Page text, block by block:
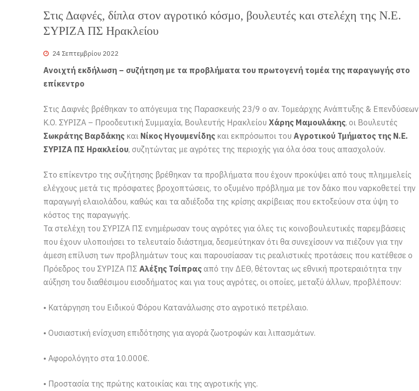
Στις Δαφνές, δίπλα στον αγροτικό κόσμο, βουλευτές και στελέχη της Ν.Ε.
ΣΥΡΙΖΑ ΠΣ Ηρακλείου
24 Σεπτεμβρίου 2022
Ανοιχτή εκδήλωση – συζήτηση με τα προβλήματα του πρωτογενή τομέα της παραγωγής στο
επίκεντρο
Στις Δαφνές βρέθηκαν το απόγευμα της Παρασκευής 23/9 ο αν. Τομεάρχης Ανάπτυξης & Επενδύσεων
Κ.Ο. ΣΥΡΙΖΑ – Προοδευτική Συμμαχία, Βουλευτής Ηρακλείου Χάρης Μαμουλάκης, οι Βουλευτές
Σωκράτης Βαρδάκης και Νίκος Ηγουμενίδης και εκπρόσωποι του Αγροτικού Τμήματος της Ν.Ε.
ΣΥΡΙΖΑ ΠΣ Ηρακλείου, συζητώντας με αγρότες της περιοχής για όλα όσα τους απασχολούν.
Στο επίκεντρο της συζήτησης βρέθηκαν τα προβλήματα που έχουν προκύψει από τους πλημμελείς
ελέγχους μετά τις πρόσφατες βροχοπτώσεις, το οξυμένο πρόβλημα με τον δάκο που ναρκοθετεί την
παραγωγή ελαιολάδου, καθώς και τα αδιέξοδα της κρίσης ακρίβειας που εκτοξεύουν στα ύψη το
κόστος της παραγωγής.
Τα στελέχη του ΣΥΡΙΖΑ ΠΣ ενημέρωσαν τους αγρότες για όλες τις κοινοβουλευτικές παρεμβάσεις
που έχουν υλοποιήσει το τελευταίο διάστημα, δεσμεύτηκαν ότι θα συνεχίσουν να πιέζουν για την
άμεση επίλυση των προβλημάτων τους και παρουσίασαν τις ρεαλιστικές προτάσεις που κατέθεσε ο
Πρόεδρος του ΣΥΡΙΖΑ ΠΣ Αλέξης Τσίπρας από την ΔΕΘ, θέτοντας ως εθνική προτεραιότητα την
αύξηση του διαθέσιμου εισοδήματος και για τους αγρότες, οι οποίες, μεταξύ άλλων, προβλέπουν:
• Κατάργηση του Ειδικού Φόρου Κατανάλωσης στο αγροτικό πετρέλαιο.
• Ουσιαστική ενίσχυση επιδότησης για αγορά ζωοτροφών και λιπασμάτων.
• Αφορολόγητο στα 10.000€.
• Προστασία της πρώτης κατοικίας και της αγροτικής γης.